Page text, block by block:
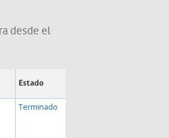
desde el
Estado
Terminado